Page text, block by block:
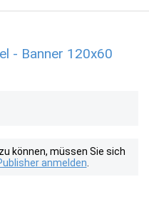
- Banner 120x60
können, müssen Sie sich
anmelden